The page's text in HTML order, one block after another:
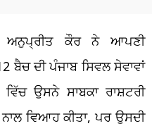
ਅਨੁਪ੍ਰੀਤ ਕੌਰ ਨੇ ਆਪਣੀ
ਬੈਚ ਦੀ ਪੰਜਾਬ ਸਿਵਲ ਸੇਵਾਵਾਂ
ਵਿੱਚ ਉਸਨੇ ਸਾਬਕਾ ਰਾਸ਼ਟਰੀ
ਨਾਲ ਵਿਆਹ ਕੀਤਾ, ਪਰ ਉਸਦੀ